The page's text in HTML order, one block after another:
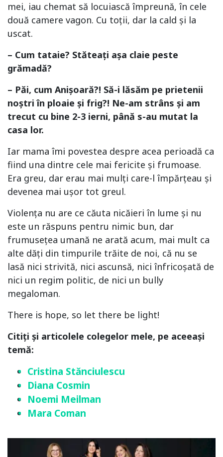
mei, iau chemat să locuiască împreună, în cele
două camere vagon. Cu toții, dar la cald și la
uscat.
– Cum tataie? Stăteați așa claie peste
grămadă?
– Păi, cum Anișoară?! Să-i lăsăm pe prietenii
noștri în ploaie și frig?! Ne-am strâns și am
trecut cu bine 2-3 ierni, până s-au mutat la
casa lor.
Iar mama îmi povestea despre acea perioadă ca
fiind una dintre cele mai fericite și frumoase.
Era greu, dar erau mai mulți care-l împărțeau și
devenea mai ușor tot greul.
Violența nu are ce căuta nicăieri în lume și nu
este un răspuns pentru nimic bun, dar
frumusețea umană ne arată acum, mai mult ca
alte dăți din timpurile trăite de noi, că nu se
lasă nici strivită, nici ascunsă, nici înfricoșată de
nici un regim politic, de nici un bully
megaloman.
There is hope, so let there be light!
Citiți și articolele colegelor mele, pe aceeași
temă:
Cristina Stănciulescu
Diana Cosmin
Noemi Meilman
Mara Coman